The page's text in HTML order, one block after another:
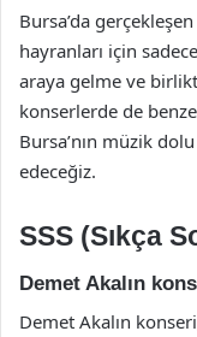
Bursa’da
hayranları için
araya gelme ve
konserlerde de
Bursa’nın müzik
edeceğiz.
SSS (Sıkça
Demet Akalın
Demet Akalın